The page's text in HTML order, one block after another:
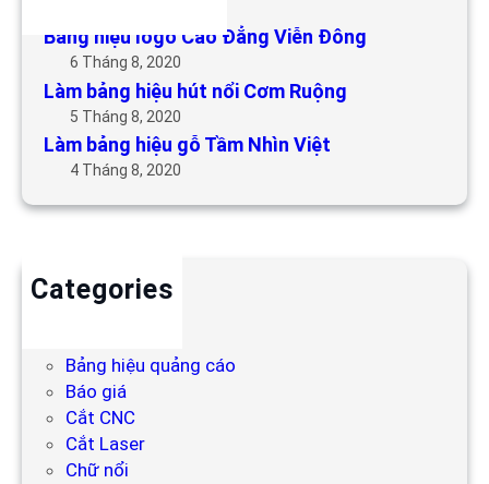
Bảng hiệu logo Cao Đẳng Viễn Đông
6 Tháng 8, 2020
Làm bảng hiệu hút nổi Cơm Ruộng
5 Tháng 8, 2020
Làm bảng hiệu gỗ Tầm Nhìn Việt
4 Tháng 8, 2020
Categories
Bảng hiệu quảng cáo
Báo giá
Cắt CNC
Cắt Laser
Chữ nổi